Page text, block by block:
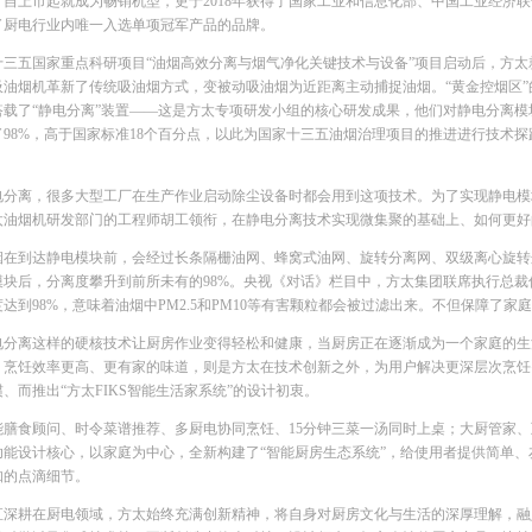
电行业内唯一入选单项冠军产品的品牌。
三五国家重点科研项目“油烟高效分离与烟气净化关键技术与设备”项目启动后，方
烟机革新了传统吸油烟方式，变被动吸油烟为近距离主动捕捉油烟。“黄金控烟
载了“静电分离”装置——这是方太专项研发小组的核心研发成果，他们对静电分离
，高于国家标准18个百分点，以此为国家十三五油烟治理项目的推进进行技术探
分离，很多大型工厂在生产作业启动除尘设备时都会用到这项技术。为了实现静电
油烟机研发部门的工程师胡工领衔，在静电分离技术实现微集聚的基础上、如何更
在到达静电模块前，会经过长条隔栅油网、蜂窝式油网、旋转分离网、双级离心旋
后，分离度攀升到前所未有的98%。央视《对话》栏目中，方太集团联席执行总
到98%，意味着油烟中PM2.5和PM10等有害颗粒都会被过滤出来。不但保障了家
分离这样的硬核技术让厨房作业变得轻松和健康，当厨房正在逐渐成为一个家庭的
烹饪效率更高、更有家的味道，则是方太在技术创新之外，为用户解决更深层次烹
而推出“方太FIKS智能生活家系统”的设计初衷。
膳食顾问、时令菜谱推荐、多厨电协同烹饪、15分钟三菜一汤同时上桌；大厨管家
设计核心，以家庭为中心，全新构建了“智能厨房生态系统”，给使用者提供简单
点滴细节。
深耕在厨电领域，方太始终充满创新精神，将自身对厨房文化与生活的深厚理解，